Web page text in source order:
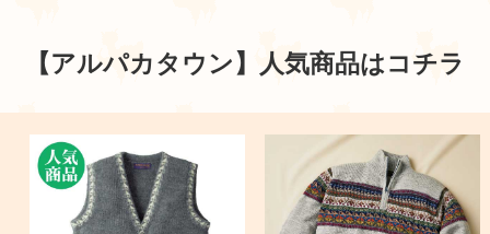
【アルパカタウン】 人気商品はコチラ